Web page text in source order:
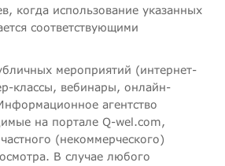
когда использование указанных
соответствующими
мероприятий (интернет-
классы, вебинары, онлайн-
агентство
на портале Q-wel.com,
(некоммерческого)
В случае любого